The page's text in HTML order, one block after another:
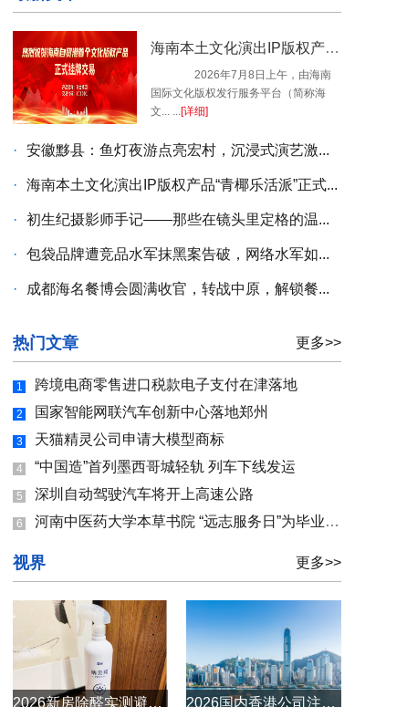
海南本土文化演出IP版权产品“青椰乐活派”正式挂牌交易
2026年7月8日上午，由海南
国际文化版权发行服务平台（简称海
文... ...[详细]
· 安徽黟县：鱼灯夜游点亮宏村，沉浸式演艺激...
· 海南本土文化演出IP版权产品“青椰乐活派”正式...
· 初生纪摄影师手记——那些在镜头里定格的温...
· 包袋品牌遭竞品水军抹黑案告破，网络水军如...
· 成都海名餐博会圆满收官，转战中原，解锁餐...
更多>>
热门文章
1 跨境电商零售进口税款电子支付在津落地
2 国家智能网联汽车创新中心落地郑州
3 天猫精灵公司申请大模型商标
4 “中国造”首列墨西哥城轻轨 列车下线发运
5 深圳自动驾驶汽车将开上高速公路
6 河南中医药大学本草书院 “远志服务日”为毕业生就业保驾护航
更多>>
视界
2026新房除醛实测避坑！六款主流除醛产品真实测评，告别反复超标 2026国内香港公司注册代办机构选型指南